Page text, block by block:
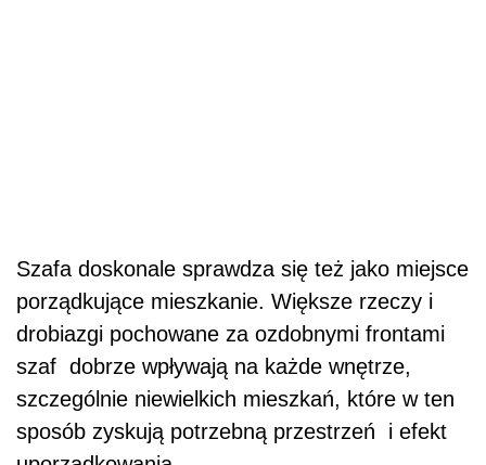
Szafa doskonale sprawdza się też jako miejsce
porządkujące mieszkanie. Większe rzeczy i
drobiazgi pochowane za ozdobnymi frontami
szaf dobrze wpływają na każde wnętrze,
szczególnie niewielkich mieszkań, które w ten
sposób zyskują potrzebną przestrzeń i efekt